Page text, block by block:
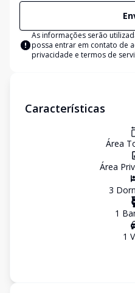
As informações serão
possa entrar em contato de
privacidade e termos de
Características
Área
Área
3
1
1